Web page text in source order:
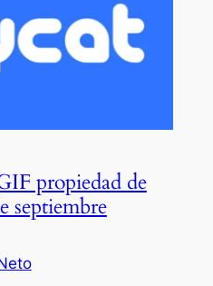
propiedad de
septiembre